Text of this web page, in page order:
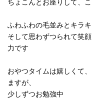
ちょこんとお座りして、
ふわふわの毛並みとキラキ
そして思わずつられて笑
力です
おやつタイムは嬉しくて
ますが、
少しずつお勉強中